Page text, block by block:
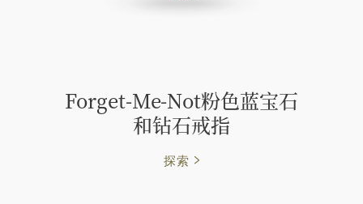
Forget-Me-Not粉色蓝宝石
和钻石戒指
探索